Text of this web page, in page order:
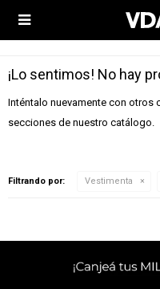

¡Lo sentimos! No hay
Inténtalo nuevamente con otros
secciones de nuestro catálogo.
Filtrando por: Vestimenta